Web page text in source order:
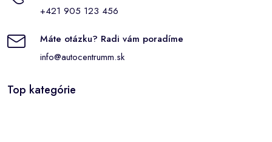
+421 905 123 456
Máte otázku? Radi vám poradíme
info@autocentrumm.sk
Top kategórie